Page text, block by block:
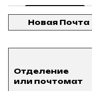
Новая Почта
Отделение
или почтомат